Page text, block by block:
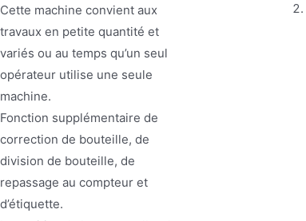
Cette machine convient aux
travaux en petite quantité et
variés ou au temps qu’un seul
opérateur utilise une seule
machine.
Fonction supplémentaire de
correction de bouteille, de
division de bouteille, de
repassage au compteur et
d’étiquette.